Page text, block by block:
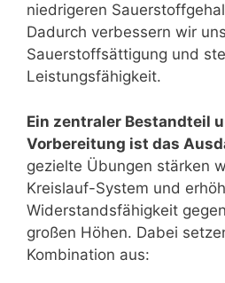
niedrigeren
Dadurch verbessern wir
Sauerstoffsättigung und
Leistungsfähigkeit.
Ein zentraler Bestandteil
Vorbereitung ist das
gezielte Übungen stärken
Kreislauf-System und
Widerstandsfähigkeit
großen Höhen. Dabei
Kombination aus: